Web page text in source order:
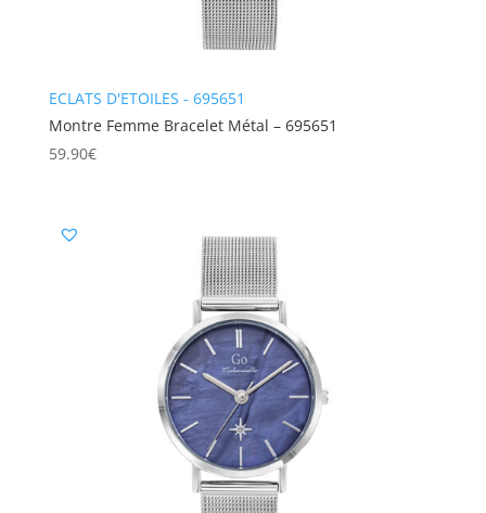
ECLATS D'ETOILES - 695651
Montre Femme Bracelet Métal – 695651
59.90€